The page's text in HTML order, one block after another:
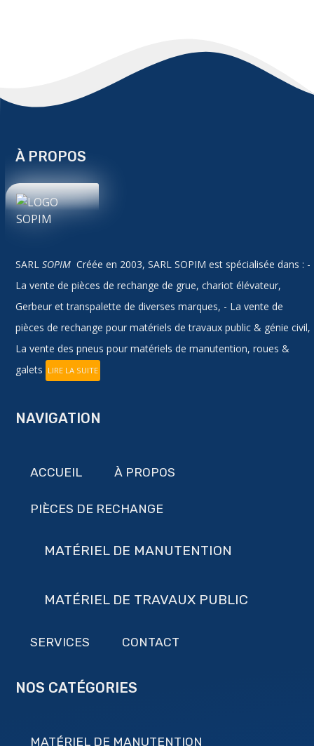
À PROPOS
SARLSOPIM Créée en 2003, SARL SOPIM est spécialisée dans : -
La vente de pièces de rechange de grue, chariot élévateur,
Gerbeur et transpalette de diverses marques, - La vente de
pièces de rechange pour matériels de travaux public & génie civil,
La vente des pneus pour matériels de manutention, roues &
galets LIRE LA SUITE
NAVIGATION
ACCUEIL À PROPOS
PIÈCES DE RECHANGE
MATÉRIEL DE MANUTENTION
MATÉRIEL DE TRAVAUX PUBLIC
SERVICES CONTACT
NOS CATÉGORIES
MATÉRIEL DE MANUTENTION